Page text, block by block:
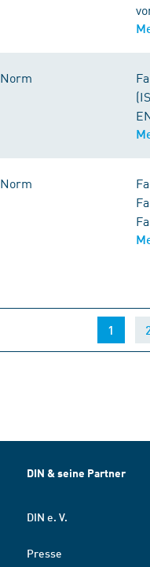
Norm
Norm
1
DIN & seine Partner
DIN e. V.
Presse